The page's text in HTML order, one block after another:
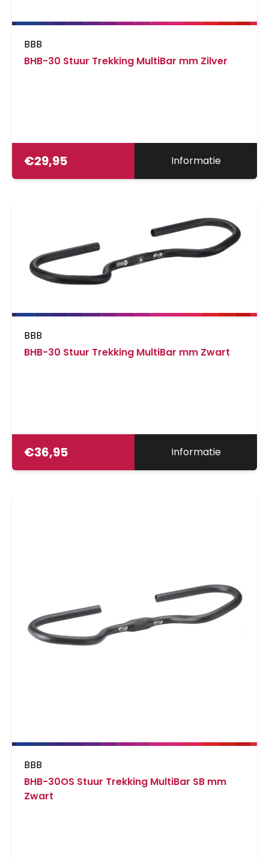
BBB
BHB-30 Stuur Trekking MultiBar mm Zilver
€29,95 Informatie
BBB
BHB-30 Stuur Trekking MultiBar mm Zwart
€36,95 Informatie
BBB
BHB-30OS Stuur Trekking MultiBar SB mm
Zwart